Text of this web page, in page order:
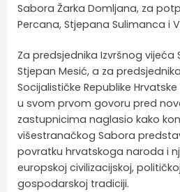
Sabora Žarka Domljana, za
Percana, Stjepana Sulimanca i
Za predsjednika Izvršnog vijeća
Stjepan Mesić, a za
Socijalističke Republike
u svom prvom govoru pred
zastupnicima naglasio kako
višestranačkog Sabora
povratku hrvatskoga naroda i
europskoj civilizacijskoj,
gospodarskoj tradiciji.